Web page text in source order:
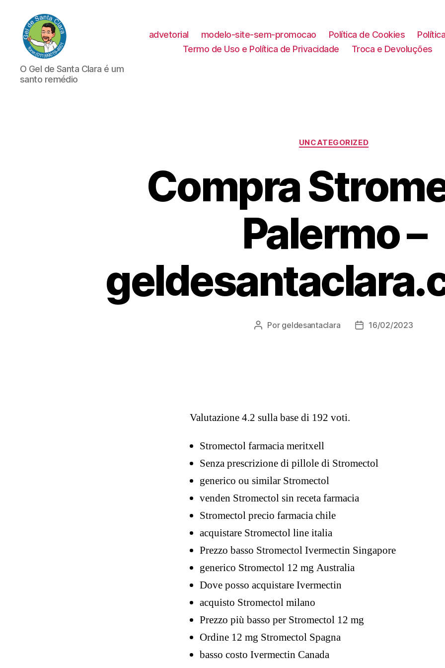
GEL
DE
SANTA
O Gel de Santa Clara é um
santo remédio
advetorial modelo-site-sem-promocao Política de Cookies
Termo de Uso e Política de Privacidade
Troca e Devoluções
Categorias
UNCATEGORIZED
Compra
Palermo –
Autor
Por geldesantaclara
Data16/02/2023
Valutazione4.2 sulla base di 192 voti.
Stromectol farmacia meritxell
Senza prescrizione di pillole di Stromectol
generico ou similar Stromectol
venden Stromectol sin receta farmacia
Stromectol precio farmacia chile
acquistare Stromectol line italia
Prezzo basso Stromectol Ivermectin Singapore
generico Stromectol 12 mg Australia
Dove posso acquistare Ivermectin
acquisto Stromectol milano
Prezzo più basso per Stromectol 12 mg
Ordine 12 mg Stromectol Spagna
basso costo Ivermectin Canada